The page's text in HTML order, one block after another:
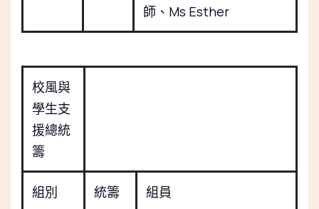
師、 Ms Esther
校風與
學生支
援總統
籌
組別 統籌 組員